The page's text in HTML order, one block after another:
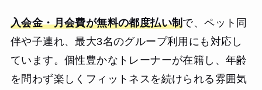
入会金・月会費が無料の都度払い制で、ペット同
伴や子連れ、最大3名のグループ利用にも対応し
ています。個性豊かなトレーナーが在籍し、年齢
を問わず楽しくフィットネスを続けられる雰囲気